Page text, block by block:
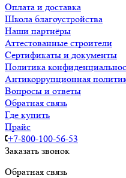
Оплата и доставка
Школа благоустройства
Наши партнёры
Аттестованные строители
Сертификаты и документы
Политика
Антикоррупционная
Вопросы и ответы
Обратная связь
Где купить
Прайс
+7-800-100-56-53
Заказать звонок
Обратная связь